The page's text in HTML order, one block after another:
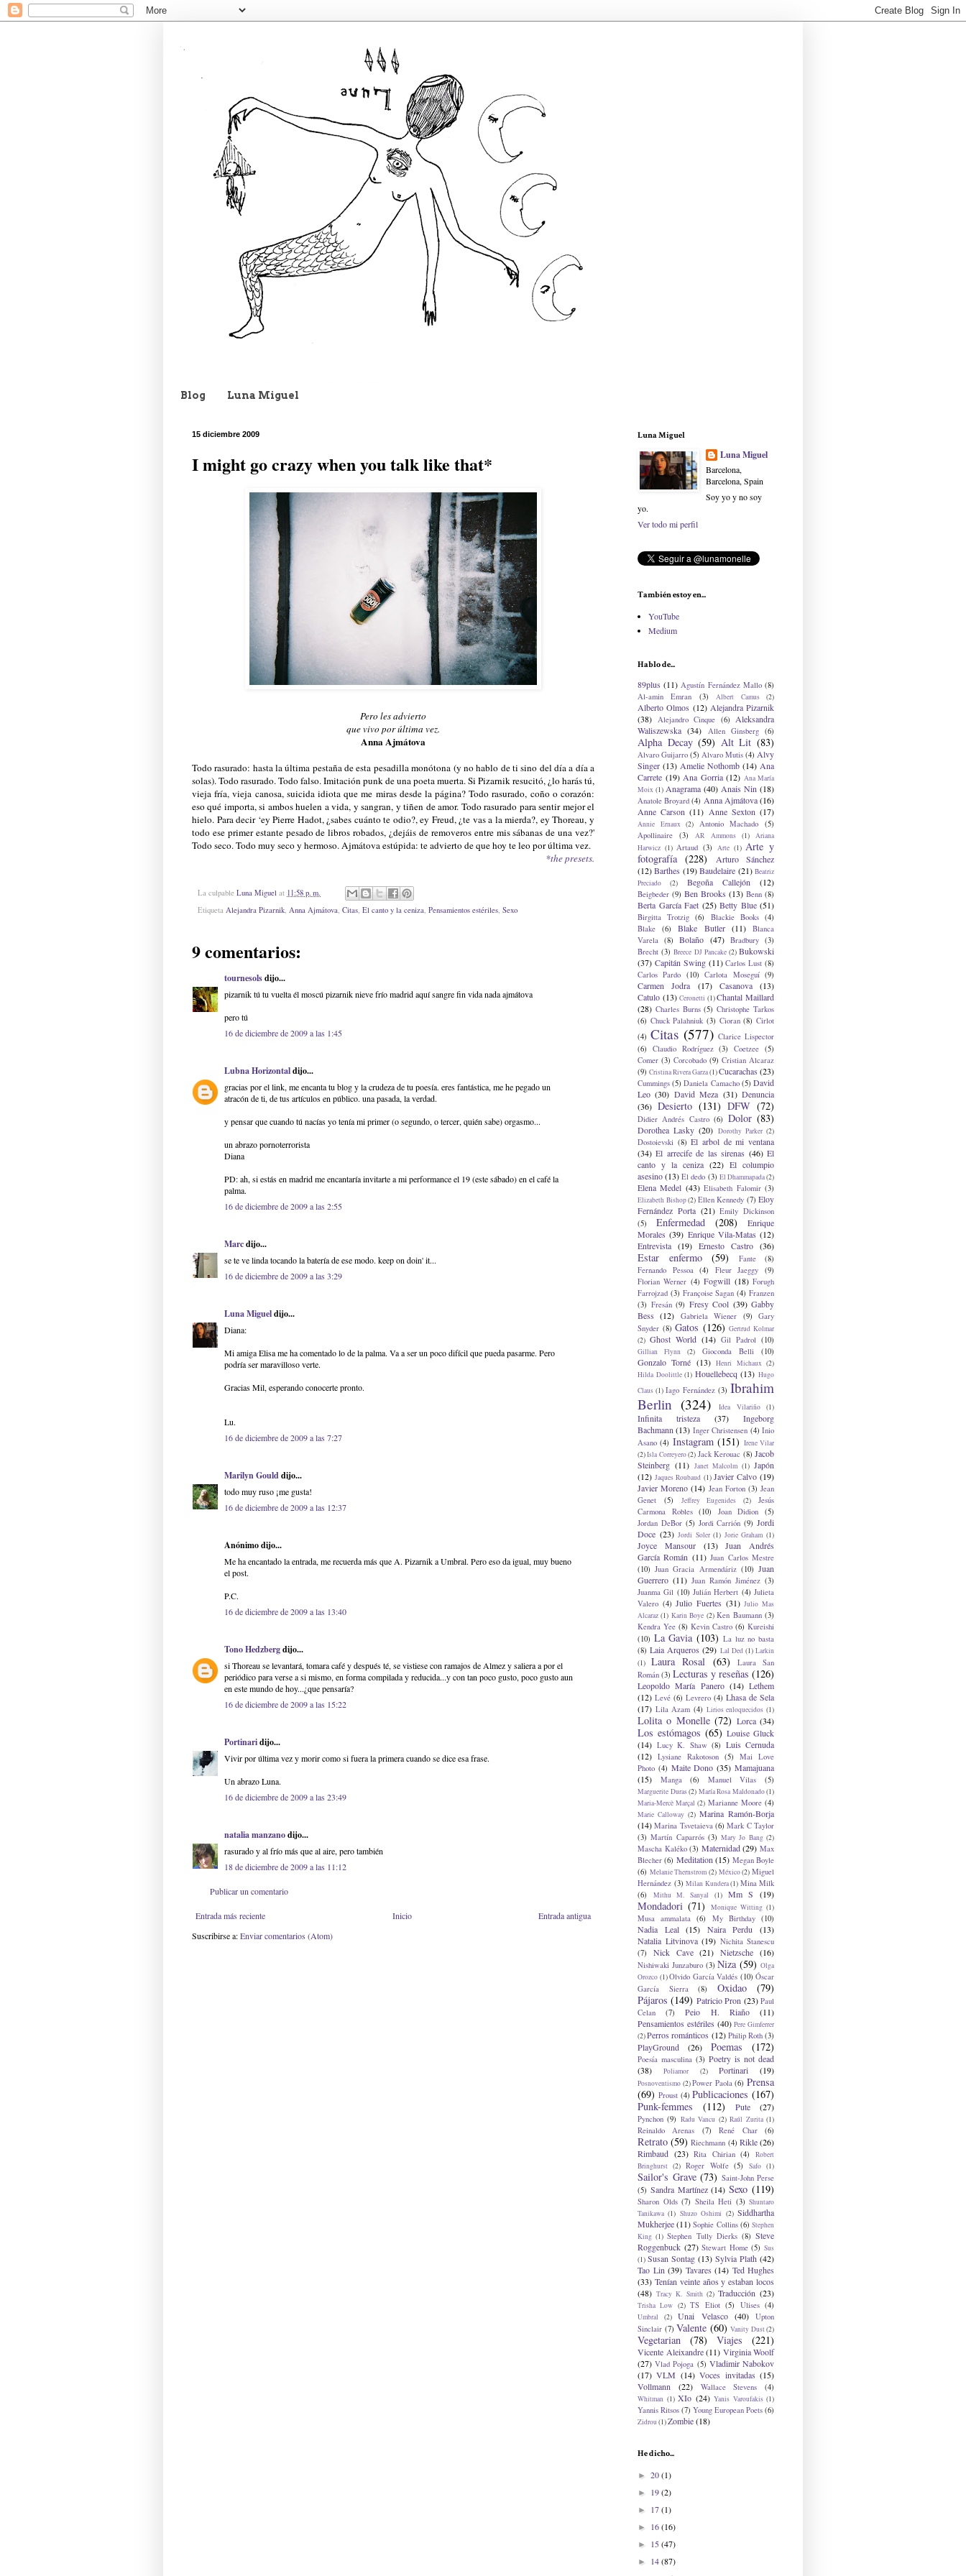
Blog Luna Miguel
15 diciembre 2009
I might go crazy when you talk like that*
Pero les advierto
que vivo por última vez.
Anna Ajmátova
Todo rasurado: hasta la última pestaña de esta pesadilla monótona (y no hablo de ti sino del día a día a
solas). Todo rasurado. Todo falso. Imitación punk de una poeta muerta. Si Pizarnik resucitó, ¿lo harás tú,
vieja fría, vieja canosa, suicida idiota que me miras desde la página? Todo rasurado, coño o corazón:
eso qué importa, si ambos huelen a vida, y sangran, y tiñen de amor. Todo rasurado para sentir mejor el
hielo. Para decir ‘ey Pierre Hadot, ¿sabes cuánto te odio?, ey Freud, ¿te vas a la mierda?, ey Thoreau, y
todo ese primer estante pesado de libros robados, ¿dejáis de removeros entre mis sábanas de una vez?'
Todo seco. Todo muy seco y hermoso. Ajmátova estúpida: te advierto de que hoy te leo por última vez.
*the presets.
La culpable Luna Miguel at 11:58 p. m.
Etiqueta Alejandra Pizarnik, Anna Ajmátova, Citas, El canto y la ceniza, Pensamientos estériles, Sexo
9 comentarios:
tournesolsdijo...
pizarnik tú tu vuelta él moscú pizarnik nieve frío madrid aquí sangre fin vida nada ajmátova
pero tú
16 de diciembre de 2009 a las 1:45
Lubna Horizontaldijo...
gracias por el link, me encanta tu blog y la crudeza de tu poesía. eres fantástica, me he pegado un
atracón de ti, de tus artículos en público. una pasada, la verdad.
y pensar que cuando tú nacías yo tenía mi primer (o segundo, o tercer, quién sabe) orgasmo...
un abrazo pornoterrorista
Diana
PD: ah, si estás en madrid me encantaría invitarte a mi performance el 19 (este sábado) en el café la
palma.
16 de diciembre de 2009 a las 2:55
Marcdijo...
se te ve linda tocando la batería de ese modo. keep on doin' it...
16 de diciembre de 2009 a las 3:29
Luna Migueldijo...
Diana:
Mi amiga Elisa me ha comentado lo de la palma. Va a ser un poco difícil que pueda pasarme. Pero
podría ser maravilloso verte.
Gracias Mil, esperando conocerte pronto.
Lu.
16 de diciembre de 2009 a las 7:27
Marilyn Goulddijo...
todo muy ruso ¡me gusta!
16 de diciembre de 2009 a las 12:37
Anónimo dijo...
Me ha encantado la entrada, me recuerda más que A. Pizarnik a Umbral. Pero eso da igual, muy bueno
el post.
P.C.
16 de diciembre de 2009 a las 13:40
Tono Hedzbergdijo...
si Thoreau se levantará, tomara café y después té, se vistiese con ramajos de Almez y saliera a por el
periódico para verse a si mismo, en forma compilada y reducida...y con tan poco gusto, poco gusto aun
en este mundo de hoy...¿que pensaría?
16 de diciembre de 2009 a las 15:22
Portinaridijo...
Vivir por última vez y morir como si fuera la primera cuando se dice esa frase.
Un abrazo Luna.
16 de diciembre de 2009 a las 23:49
natalia manzanodijo...
rasurado y al frío más que al aire, pero también
18 de diciembre de 2009 a las 11:12
Publicar un comentario
Entrada más reciente Entrada antigua
Inicio
Suscribirse a:Enviar comentarios (Atom)
Luna Miguel
Luna Miguel
Barcelona,
Barcelona, Spain
Soy yo y no soy
yo.
Ver todo mi perfil
También estoy en...
YouTube
Medium
Hablo de...
89plus (11) Agustín Fernández Mallo (8)
Al-amin Emran
(3) Albert Camus (2)
Alberto Olmos (12) Alejandra Pizarnik
(38)
Alejandro Cinque (6)
Aleksandra
Waliszewska (34) Allen Ginsberg (6)
Alpha Decay (59) Alt Lit (83)
Alvaro Guijarro (5) Alvaro Mutis (4) Alvy
Singer (13) Amelie Nothomb (14) Ana
Carrete (19) Ana Gorria (12) Ana María
Moix (1) Anagrama (40) Anais Nin (18)
Anatole Broyard (4) Anna Ajmátova (16)
Anne Carson (11) Anne Sexton (17)
Annie Ernaux (2) Antonio Machado
(5)
Apollinaire
(3) AR Ammons (1)
Ariana
Harwicz (1) Artaud (3) Arte (1) Arte y
fotografía (228)
Arturo Sánchez
(12) Barthes (19) Baudelaire (21) Beatriz
Preciado
(2) Begoña Callejón (12)
Beigbeder (9) Ben Brooks (13) Benn (8)
Berta García Faet (25) Betty Blue (51)
Birgitta Trotzig (6) Blackie Books (4)
Blake
(6) Blake Butler (11)
Blanca
Varela
(8) Bolaño (47) Bradbury (3)
Brecht (3) Breece DJ Pancake (2) Bukowski
(37) Capitán Swing (11) Carlos Lust (8)
Carlos Pardo (10) Carlota Moseguí (9)
Carmen Jodra (17) Casanova
(13)
Catulo (13) Ceronetti (1) Chantal Maillard
(28) Charles Burns (5) Christophe Tarkos
(6) Chuck Palahniuk (3) Cioran (8) Cirlot
(4) Citas (577) Clarice Lispector
(6)
Claudio Rodríguez (3) Coetzee (5)
Comer (3) Corcobado (9) Cristian Alcaraz
(9) Cristina Rivera Garza(1)Cucarachas (23)
Cummings (5) Daniela Camacho (5) David
Leo (30) David Meza (31) Denuncia
(36) Desierto (131) DFW (72)
Didier Andrés Castro (6) Dolor (83)
Dorothea Lasky (20) Dorothy Parker (2)
Dostoievski (8) El arbol de mi ventana
(34) El arrecife de las sirenas (46) El
canto y la ceniza (22) El columpio
asesino(13) El dedo (3) El Dhammapada(2)
Elena Medel (43) Elisabeth Falomir (3)
Elizabeth Bishop(2) Ellen Kennedy (7) Eloy
Fernández Porta (21) Emily Dickinson
(5)
Enfermedad (208)
Enrique
Morales (39) Enrique Vila-Matas (12)
Entrevista (19) Ernesto Castro (36)
Estar enfermo (59) Fante
(8)
Fernando Pessoa
(4) Fleur Jaeggy
(9)
Florian Werner (4) Fogwill (18) Forugh
Farrojzad (3) Françoise Sagan (4) Franzen
(3) Fresán (9) Fresy Cool (39) Gabby
Bess (12) Gabriela Wiener (9)
Gary
Snyder (8) Gatos (126) Gertrud Kolmar
(2) Ghost World (14) Gil Padrol (10)
Gillian Flynn (2) Gioconda Belli (10)
Gonzalo Torné (13) Henri Michaux (2)
Hilda Doolittle (1) Houellebecq (13) Hugo
Claus (1) Iago Fernández (3) Ibrahim
Berlin (324) Idea Vilariño (1)
Infinita tristeza (37)
Ingeborg
Bachmann (13) Inger Christensen (4) Inio
Asano (4) Instagram (151) Irene Vilar
(2)Isla Correyero(2) Jack Kerouac (8) Jacob
Steinberg (11) Janet Malcolm (1) Japón
(12) Jaques Roubaud (1) Javier Calvo (19)
Javier Moreno (14) Jean Forton (3) Jean
Genet
(5) Jeffrey Eugenides (2)
Jesús
Carmona Robles
(10) Joan Didion
(5)
Jordan DeBor (5) Jordi Carrión (9) Jordi
Doce (23) Jordi Soler (1) Jorie Graham (1)
Joyce Mansour (13)
Juan Andrés
García Román (11) Juan Carlos Mestre
(10) Juan Gracia Armendáriz (10) Juan
Guerrero (11) Juan Ramón Jiménez (3)
Juanma Gil (10) Julián Herbert (4) Julieta
Valero (4) Julio Fuertes (31) Julio Mas
Alcaraz (1) Karin Boye (2) Ken Baumann (3)
Kendra Yee (8) Kevin Castro (6) Kureishi
(10) La Gavia (103) La luz no basta
(8) Laia Arqueros (29) Lal Ded (1) Larkin
(1)
Laura Rosal (63)
Laura San
Román (3) Lecturas y reseñas (126)
Leopoldo María Panero (14) Lethem
(12) Levé (6) Levrero (4) Lhasa de Sela
(17) Lila Azam (4) Lirios enloquecidos (1)
Lolita o Monelle (72) Lorca (34)
Los estómagos (65) Louise Gluck
(14) Lucy K. Shaw (8) Luis Cernuda
(12) Lysiane Rakotoson (5)
Mai Love
Photo (4) Maite Dono (35) Mamajuana
(15)
Manga (6) Manuel Vilas (5)
Marguerite Duras(2) María Rosa Maldonado(1)
Maria-Mercè Marçal (2) Marianne Moore (4)
Marie Calloway (2) Marina Ramón-Borja
(14) Marina Tsvetaieva (6) Mark C Taylor
(3) Martín Caparrós (3) Mary Jo Bang (2)
Mascha Kaléko (3) Maternidad (29) Max
Blecher (6) Meditation (15) Megan Boyle
(6) Melanie Thernstrom (2) México (2) Miguel
Hernández (3) Milan Kundera(1) Mina Milk
(6)
Mithu M. Sanyal (1) Mm S (19)
Mondadori (71) Monique Witting (1)
Musa ammalata (6) My Birthday (10)
Nadia Leal (15) Naira Perdu
(13)
Natalia Litvinova (19) Nichita Stanescu
(7)
Nick Cave (21) Nietzsche (16)
Nishiwaki Junzaburo (3) Niza (59) Olga
Orozco (1)Olvido García Valdés (10) Óscar
García Sierra
(8) Oxidao
(79)
Pájaros (149) Patricio Pron (23) Paul
Celan
(7) Peio H. Riaño
(11)
Pensamientos estériles (40) Pere Gimferrer
(2)Perros románticos (12) Philip Roth (3)
PlayGround (26) Poemas (172)
Poesía masculina (3) Poetry is not dead
(38)
Poliamor (2) Portinari (19)
Posnoventismo (2) Power Paola (6) Prensa
(69) Proust (4) Publicaciones (167)
Punk-femmes
(112) Pute (27)
Pynchon (9) Radu Vancu (2) Raúl Zurita (1)
Reinaldo Arenas (7) René Char (6)
Retrato (59) Riechmann (4) Rikle (26)
Rimbaud (23) Rita Chirian (4)
Robert
Bringhurst (2) Roger Wolfe (5) Safo (1)
Sailor's Grave (73) Saint-John Perse
(5) Sandra Martínez (14) Sexo (119)
Sharon Olds (7) Sheila Heti (3) Shuntaro
Tanikawa (1) Shuzo Oshimi (2) Siddhartha
Mukherjee (11) Sophie Collins (6) Stephen
King (1) Stephen Tully Dierks (8) Steve
Roggenbuck (27) Stewart Home (5) Sus
(1) Susan Sontag (13) Sylvia Plath (42)
Tao Lin (39) Tavares (14) Ted Hughes
(33) Tenían veinte años y estaban locos
(48) Tracy K. Smith (2) Traducción (23)
Trisha Low (2) TS Eliot (5) Ulises (4)
Umbral (2) Unai Velasco (40)
Upton
Sinclair (7) Valente (60) Vanity Dust(2)
Vegetarian (78) Viajes (221)
Vicente Aleixandre (11) Virginia Woolf
(27) Vlad Pojoga (5) Vladimir Nabokov
(17) VLM (14) Voces invitadas (15)
Vollmann
(22) Wallace Stevens (4)
Whitman (1) XIo (24) Yanis Varoufakis (1)
Yannis Ritsos (7) Young European Poets (6)
Zidrou(1)Zombie(18)
He dicho...
► 20(1)
► 19(2)
► 17(1)
► 16(16)
► 15(47)
► 14(87)